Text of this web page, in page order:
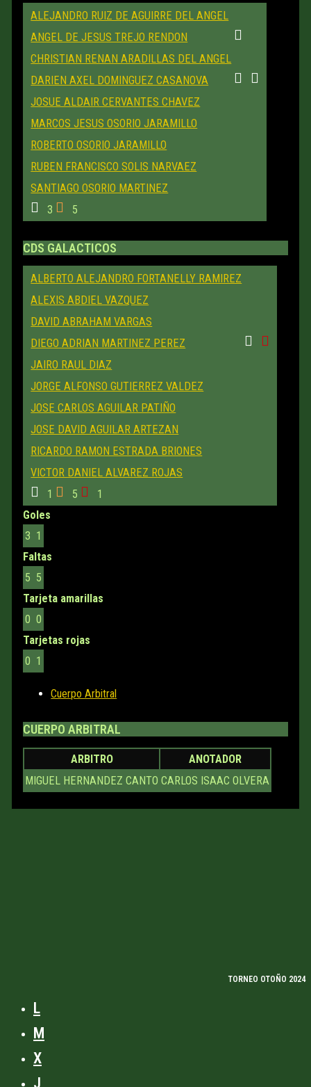
ALEJANDRO RUIZ DE AGUIRRE DEL ANGEL
ANGEL DE JESUS TREJO RENDON
CHRISTIAN RENAN ARADILLAS DEL ANGEL
DARIEN AXEL DOMINGUEZ CASANOVA
JOSUE ALDAIR CERVANTES CHAVEZ
MARCOS JESUS OSORIO JARAMILLO
ROBERTO OSORIO JARAMILLO
RUBEN FRANCISCO SOLIS NARVAEZ
SANTIAGO OSORIO MARTINEZ
3
5
CDS GALACTICOS
ALBERTO ALEJANDRO FORTANELLY RAMIREZ
ALEXIS ABDIEL VAZQUEZ
DAVID ABRAHAM VARGAS
DIEGO ADRIAN MARTINEZ PEREZ
JAIRO RAUL DIAZ
JORGE ALFONSO GUTIERREZ VALDEZ
JOSE CARLOS AGUILAR PATIÑO
JOSE DAVID AGUILAR ARTEZAN
RICARDO RAMON ESTRADA BRIONES
VICTOR DANIEL ALVAREZ ROJAS
1
5
1
Goles
3 1
Faltas
5 5
Tarjeta amarillas
0 0
Tarjetas rojas
0 1
Cuerpo Arbitral
CUERPO ARBITRAL
ARBITRO
ANOTADOR
MIGUEL HERNANDEZ CANTO CARLOS ISAAC OLVERA
TORNEO OTOÑO 2024
L
M
X
J